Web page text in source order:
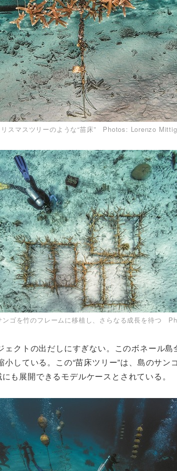
リスマスツリーのような“苗床” Photos: Lorenzo
ンゴを竹のフレームに移植し、さらなる成長を待つ
クトの出だしにすぎない。このボネール
している。この“苗床ツリー”は、島のサ
も展開できるモデルケースとされている。